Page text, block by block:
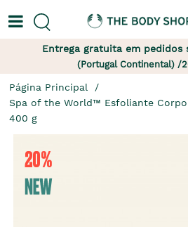
Entrega gratuita em pedidos
(Portugal Continental) /
Página Principal
Spa of the World™ Esfoliante
400 g